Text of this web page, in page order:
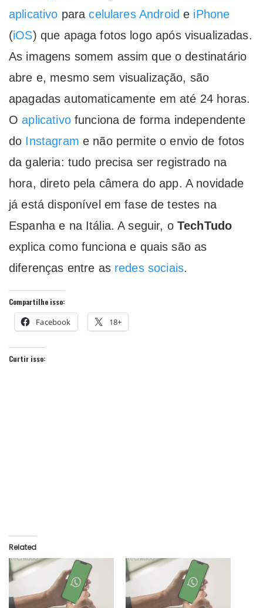
aplicativo paracelulares Androide iPhone
(iOS) que apaga fotos logo após visualizadas.
As imagens somem assim que o destinatário
abre e, mesmo sem visualização, são
apagadas automaticamente em até 24 horas.
Oaplicativo funciona de forma independente
do Instagram e não permite o envio de fotos
da galeria: tudo precisa ser registrado na
hora, direto pela câmera do app. A novidade
já está disponível em fase de testes na
Espanha e na Itália. A seguir, o TechTudo
explica como funciona e quais são as
diferenças entre as redes sociais.
Compartilhe isso:
Facebook 18+
Curtir isso:
Related